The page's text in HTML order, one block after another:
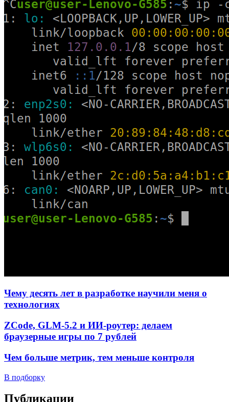
Чему десять лет в разработке научили меня о
технологиях
ZCode, GLM-5.2 и ИИ-роутер: делаем
браузерные игры по 7 рублей
Чем больше метрик, тем меньше контроля
В подборку
Публикации